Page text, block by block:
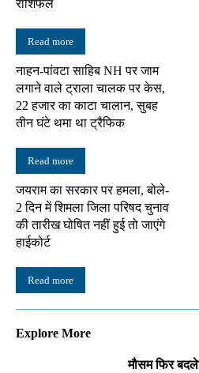
राशिफल
Read more
नाहन-पांवटा साहिब NH पर जाम
लगाने वाले ट्राला चालक पर केस,
22 हजार का काटा चालान, सुबह
तीन घंटे थमा था ट्रैफिक
Read more
जयराम का सरकार पर हमला, बोले-
2 दिन में शिमला जिला परिषद चुनाव
की तारीख घोषित नहीं हुई तो जाएंगे
हाईकोर्ट
Read more
Explore More
मौसम फिर